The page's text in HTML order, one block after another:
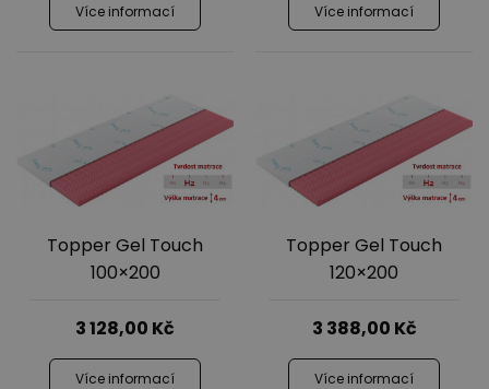
Více informací Více informací
Topper Gel Touch
100×200
3 128,00 Kč
Více informací
Topper Gel Touch
120×200
3 388,00 Kč
Více informací